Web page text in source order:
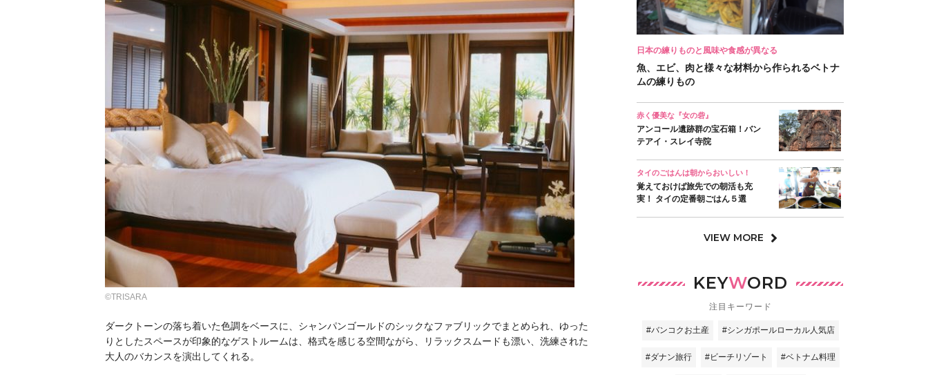
©TRISARA
ダークトーンの落ち着いた色調をベースに、シャンパンゴールドのシックなファブリックでまとめられ、ゆった
りとしたスペースが印象的なゲストルームは、格式を感じる空間ながら、リラックスムードも漂い、洗練された
大人のバカンスを演出してくれる。
日本の練りものと風味や食感が異なる
魚、エビ、肉と様々な材料から作られるベトナ
ムの練りもの
赤く優美な『女の砦』
アンコール遺跡群の宝石箱！バン
テアイ・スレイ寺院
タイのごはんは朝からおいしい！
覚えておけば旅先での朝活も充
実！ タイの定番朝ごはん５選
VIEW MORE
KEYWORD
注目キーワード
#バンコクお土産 #シンガポールローカル人気店
#ダナン旅行 #ビーチリゾート #ベトナム料理